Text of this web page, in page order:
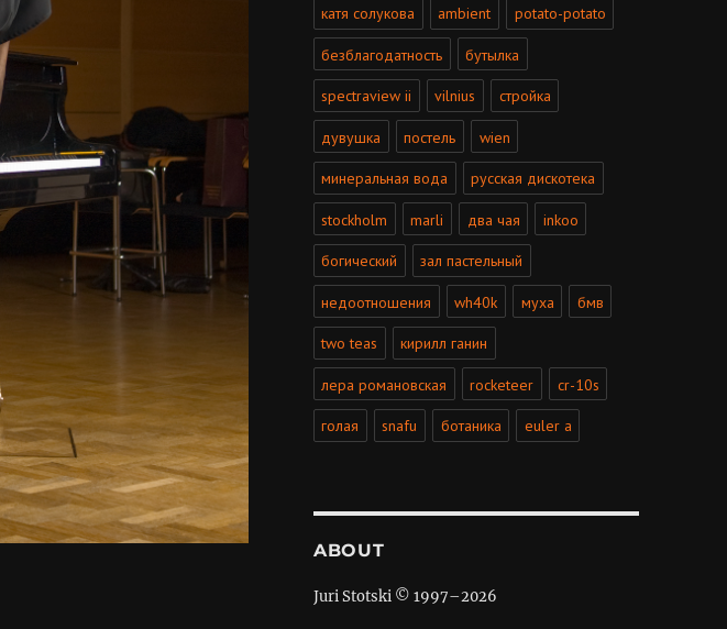
катя солукова ambient potato-potato
безблагодатность бутылка
spectraview ii vilnius стройка
дувушка постель wien
минеральная вода русская дискотека
stockholm marli два чая inkoo
богический зал пастельный
недоотношения wh40k муха бмв
two teas кирилл ганин
лера романовская rocketeer cr-10s
голая snafu ботаника euler a
ABOUT
Juri Stotski © 1997–2026